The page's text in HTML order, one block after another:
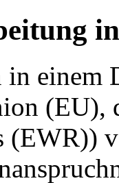
einem
(EU),
(EWR))